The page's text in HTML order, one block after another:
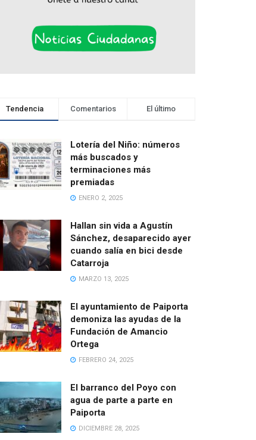
Tendencia Comentarios El último
Lotería del Niño: números
más buscados y
terminaciones más
premiadas
ENERO 2, 2025
Hallan sin vida a Agustín
Sánchez, desaparecido ayer
cuando salía en bici desde
Catarroja
MARZO 13, 2025
El ayuntamiento de Paiporta
demoniza las ayudas de la
Fundación de Amancio
Ortega
FEBRERO 24, 2025
El barranco del Poyo con
agua de parte a parte en
Paiporta
DICIEMBRE 28, 2025